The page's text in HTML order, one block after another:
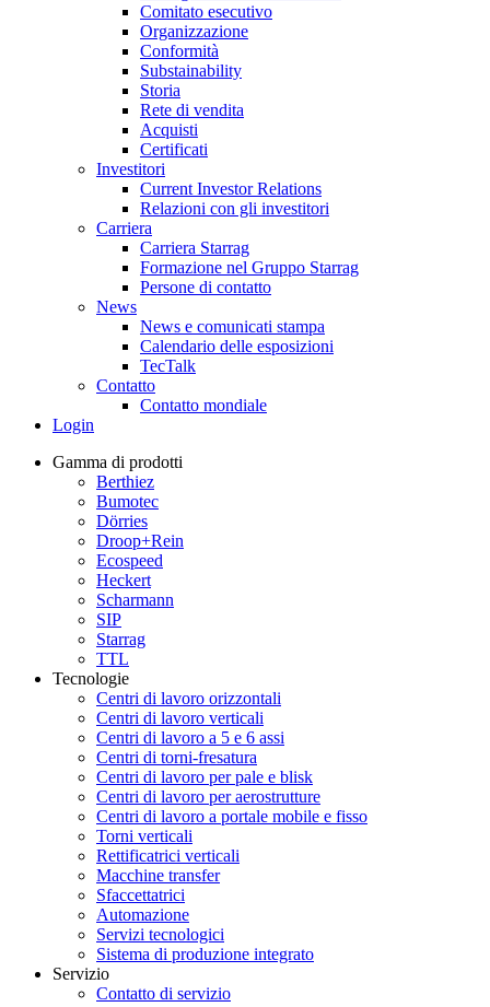
Comitato esecutivo
Organizzazione
Conformità
Substainability
Storia
Rete di vendita
Acquisti
Certificati
Investitori
Current Investor Relations
Relazioni con gli investitori
Carriera
Carriera Starrag
Formazione nel Gruppo Starrag
Persone di contatto
News
News e comunicati stampa
Calendario delle esposizioni
TecTalk
Contatto
Contatto mondiale
Login
Gamma di prodotti
Berthiez
Bumotec
Dörries
Droop+Rein
Ecospeed
Heckert
Scharmann
SIP
Starrag
TTL
Tecnologie
Centri di lavoro orizzontali
Centri di lavoro verticali
Centri di lavoro a 5 e 6 assi
Centri di torni-fresatura
Centri di lavoro per pale e blisk
Centri di lavoro per aerostrutture
Centri di lavoro a portale mobile e fisso
Torni verticali
Rettificatrici verticali
Macchine transfer
Sfaccettatrici
Automazione
Servizi tecnologici
Sistema di produzione integrato
Servizio
Contatto di servizio